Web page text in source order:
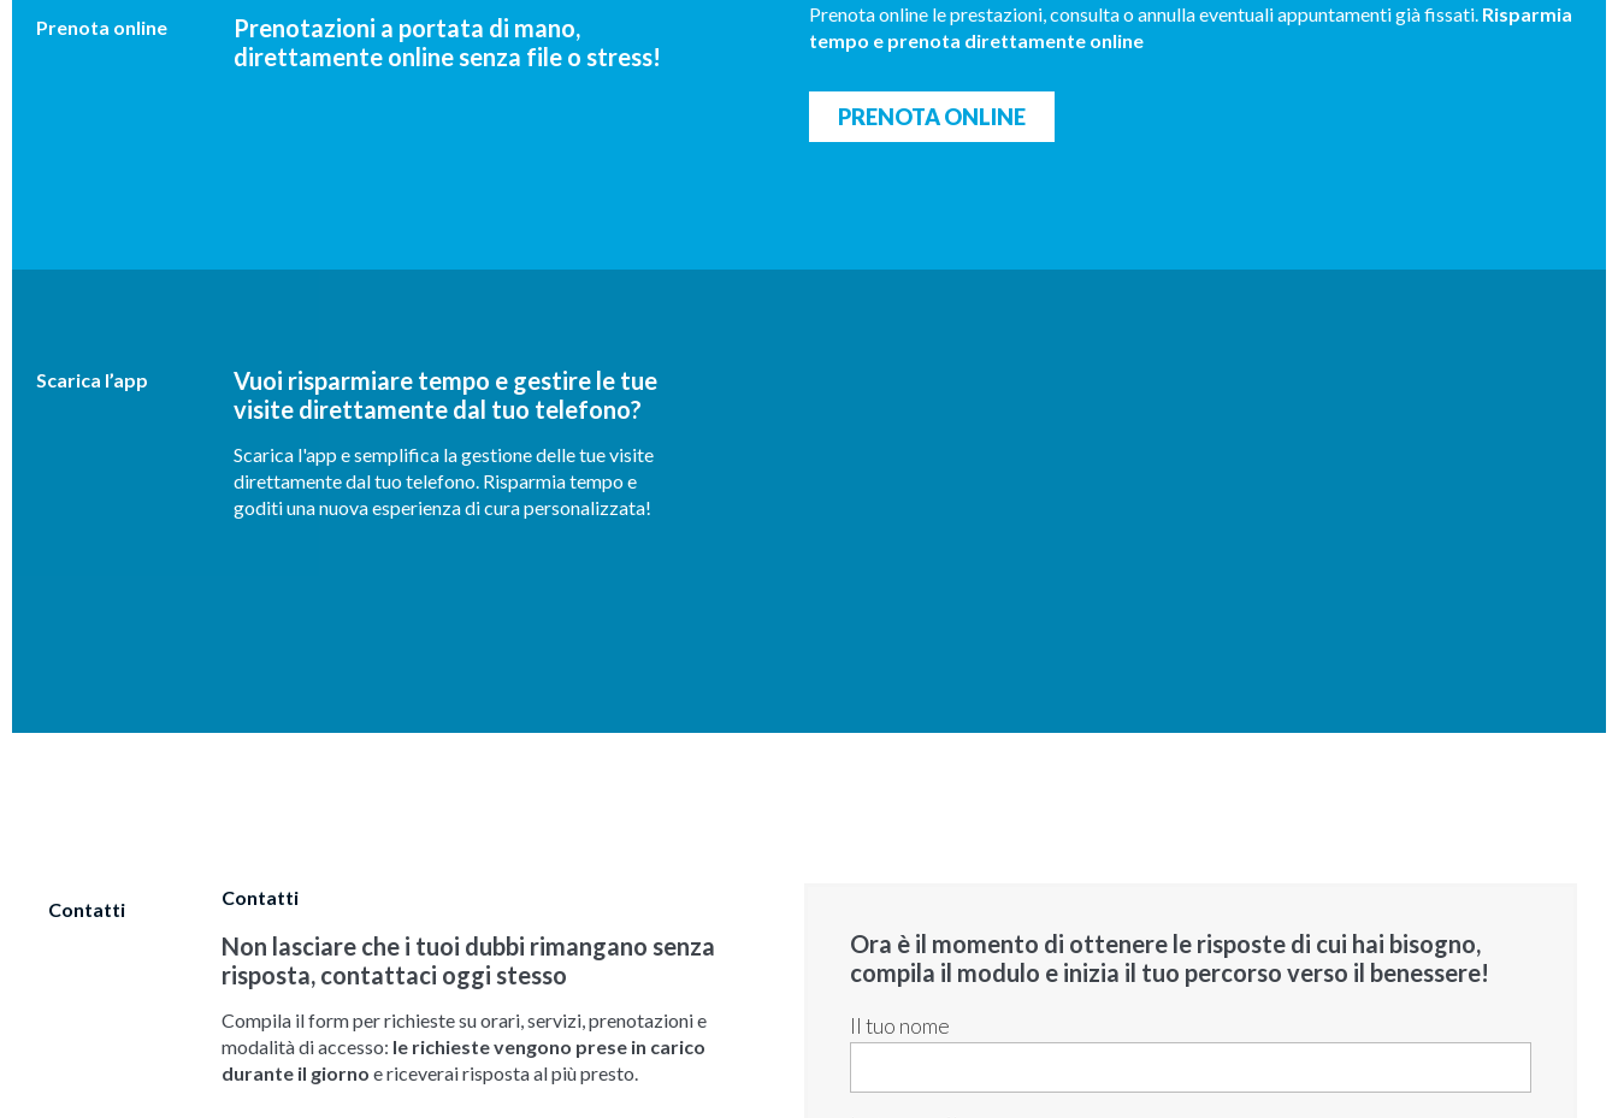
Prenota online
Prenotazioni a portata di mano,
direttamente online senza file o stress!
Prenota online le prestazioni, consulta o annulla eventuali appuntamenti già fissati. Risparmia
tempo e prenota direttamente online
PRENOTA ONLINE
Scarica l’app
Vuoi risparmiare tempo e gestire le tue
visite direttamente dal tuo telefono?
Scarica l'app e semplifica la gestione delle tue visite
direttamente dal tuo telefono. Risparmia tempo e
goditi una nuova esperienza di cura personalizzata!
Contatti
Contatti
Non lasciare che i tuoi dubbi rimangano senza
risposta, contattaci oggi stesso
Compila il form per richieste su orari, servizi, prenotazioni e
modalità di accesso: le richieste vengono prese in carico
durante il giorno e riceverai risposta al più presto.
Ora è il momento di ottenere le risposte di cui hai bisogno,
compila il modulo e inizia il tuo percorso verso il benessere!
Il tuo nome